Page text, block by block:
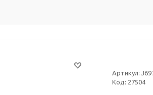
Артикул:
Код: 27504